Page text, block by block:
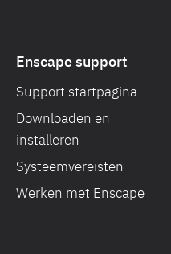
Enscape support
Support startpagina
Downloaden en
installeren
Systeemvereisten
Werken met Enscape